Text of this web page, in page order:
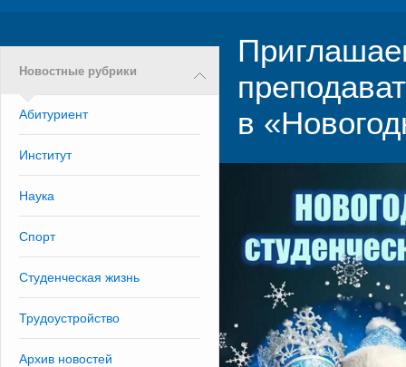
Новостные рубрики
Абитуриент
Институт
Наука
Спорт
Студенческая жизнь
Трудоустройство
Архив новостей
в